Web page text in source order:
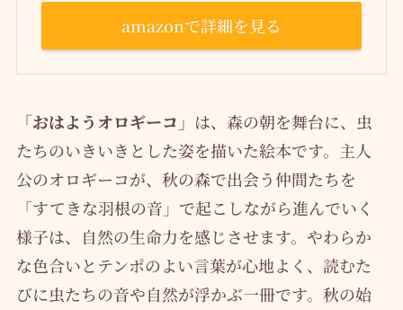
amazonで詳細を見る
「おはようオロギーコ」 は、森の朝を舞台に、虫
たちのいきいきとした姿を描いた絵本です。主人
公のオロギーコが、秋の森で出会う仲間たちを
「すてきな羽根の音」で起こしながら進んでいく
様子は、自然の生命力を感じさせます。やわらか
な色合いとテンポのよい言葉が心地よく、読むた
びに虫たちの音や自然が浮かぶ一冊です。秋の始